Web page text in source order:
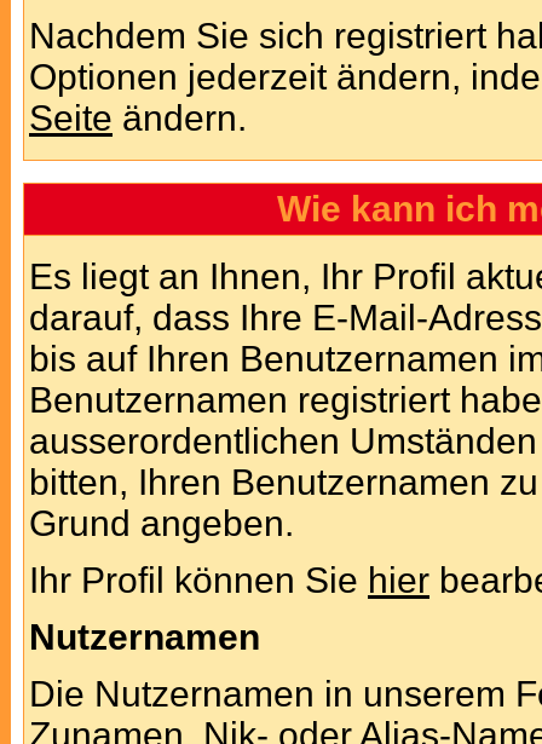
Nachdem Sie sich registriert
Optionen jederzeit ändern,
Seite ändern.
Wie kann ich
Es liegt an Ihnen, Ihr Profil
darauf, dass Ihre E-Mail-
bis auf Ihren Benutzernamen
Benutzernamen registriert
ausserordentlichen
bitten, Ihren Benutzernamen
Grund angeben.
Ihr Profil können Sie hier
Nutzernamen
Die Nutzernamen in unserem
Zunamen. Nik- oder Alias-